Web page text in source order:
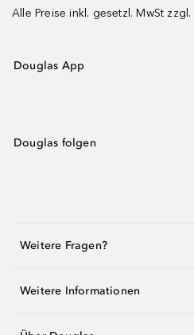
Alle Preise inkl. gesetzl. MwSt zzgl.
Douglas App
Douglas folgen
Weitere Fragen?
Weitere Informationen